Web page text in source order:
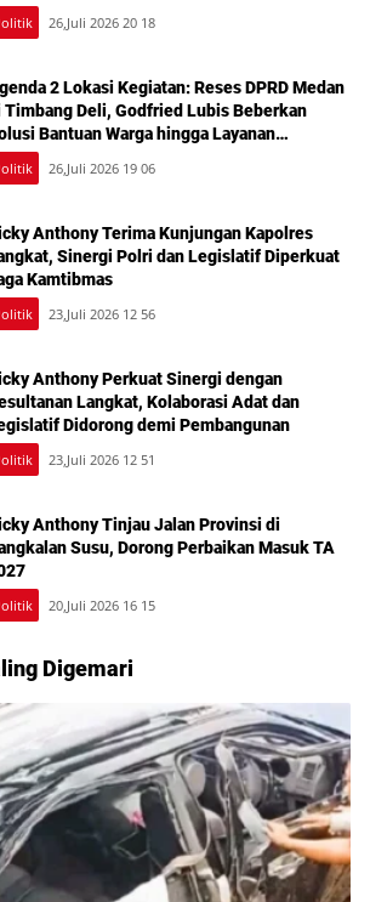
KTP
26,Juli 2026 20 18
2 Lokasi Kegiatan: Reses DPRD Medan
Timbang Deli, Godfried Lubis Beberkan
Bantuan Warga hingga Layanan
Gratis
26,Juli 2026 19 06
Anthony Terima Kunjungan Kapolres
Sinergi Polri dan Legislatif Diperkuat
Kamtibmas
23,Juli 2026 12 56
Anthony Perkuat Sinergi dengan
Langkat, Kolaborasi Adat dan
Didorong demi Pembangunan
23,Juli 2026 12 51
Anthony Tinjau Jalan Provinsi di
Susu, Dorong Perbaikan Masuk TA
20,Juli 2026 16 15
Digemari